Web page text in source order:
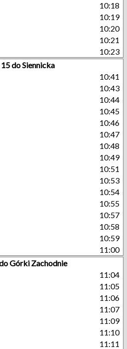
10:18
10:19
10:20
10:21
10:23
do Siennicka
10:41
10:43
10:44
10:45
10:46
10:47
10:48
10:49
10:51
10:53
10:54
10:55
10:57
10:58
10:59
11:00
Górki Zachodnie
11:04
11:05
11:06
11:07
11:09
11:10
11:11